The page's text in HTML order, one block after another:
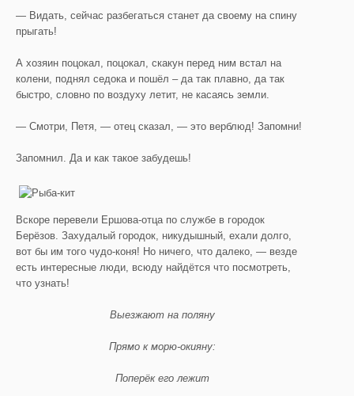
— Видать, сейчас разбегаться станет да своему на спину
прыгать!
А хозяин поцокал, поцокал, скакун перед ним встал на
колени, поднял седока и пошёл – да так плавно, да так
быстро, словно по воздуху летит, не касаясь земли.
— Смотри, Петя, — отец сказал, — это верблюд! Запомни!
Запомнил. Да и как такое забудешь!
Вскоре перевели Ершова-отца по службе в городок
Берёзов. Захудалый городок, никудышный, ехали долго,
вот бы им того чудо-коня! Но ничего, что далеко, — везде
есть интересные люди, всюду найдётся что посмотреть,
что узнать!
Выезжают на поляну
Прямо к морю-окияну:
Поперёк его лежит